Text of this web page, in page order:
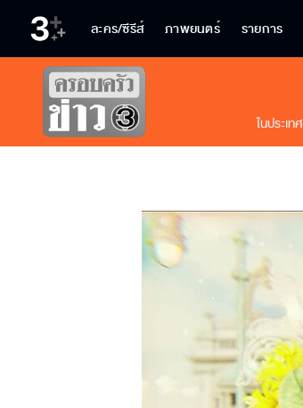
ละคร/ซีรีส์ ภาพยนตร์ รายการ
ในประเทศ